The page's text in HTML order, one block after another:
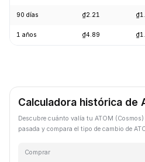
90 días ₫2.21
1 años ₫4.89
Calculadora histórica de
Descubre cuánto valía tu ATOM
pasada y compara el tipo de cambio de
Comprar